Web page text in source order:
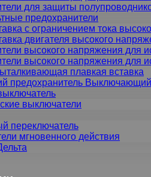
для защиты
предохранители
с ограничением тока
двигателя высокого
высокого напряжения для
высокого напряжения для
плавкая вставка
предохранитель Выключающий
выключатели
переключатель
мгновенного действия